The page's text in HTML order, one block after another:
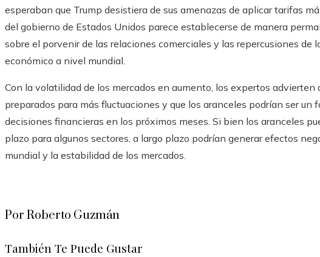
esperaban que Trump desistiera de sus amenazas de aplicar tarifas
del gobierno de Estados Unidos parece establecerse de manera
sobre el porvenir de las relaciones comerciales y las repercusiones de
económico a nivel mundial.
Con la volatilidad de los mercados en aumento, los expertos advierten
preparados para más fluctuaciones y que los aranceles podrían ser
decisiones financieras en los próximos meses. Si bien los aranceles
plazo para algunos sectores, a largo plazo podrían generar efectos
mundial y la estabilidad de los mercados.
Por Roberto Guzmán
También Te Puede Gustar